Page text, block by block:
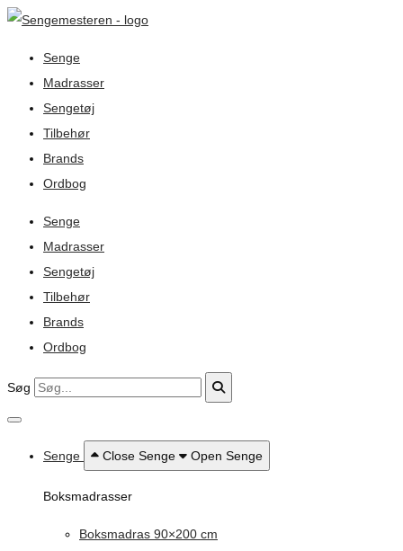
Senge
Madrasser
Sengetøj
Tilbehør
Brands
Ordbog
Senge
Madrasser
Sengetøj
Tilbehør
Brands
Ordbog
Søg
Senge Close Senge Open Senge
Boksmadrasser
Boksmadras 90×200 cm